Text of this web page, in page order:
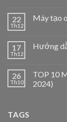
22
Th12
Máy tạo
17
Th12
Hướng
26
Th10
TOP 10
2024)
TAGS